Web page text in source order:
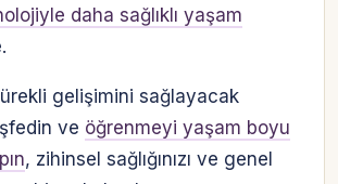
daha sağlıklı yaşam
gelişimini sağlayacak
ve öğrenmeyi yaşam boyu
, zihinsel sağlığınızı ve genel